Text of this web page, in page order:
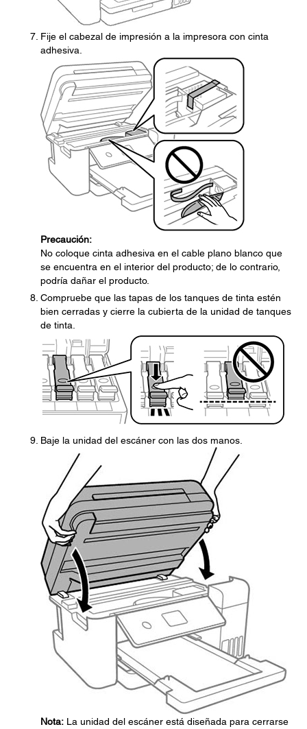
Fije el cabezal de impresión a la impresora con cinta
adhesiva.
Precaución:
No coloque cinta adhesiva en el cable plano blanco que
se encuentra en el interior del producto; de lo contrario,
podría dañar el producto.
Compruebe que las tapas de los tanques de tinta estén
bien cerradas y cierre la cubierta de la unidad de tanques
de tinta.
Baje la unidad del escáner con las dos manos.
Nota: La unidad del escáner está diseñada para cerrarse